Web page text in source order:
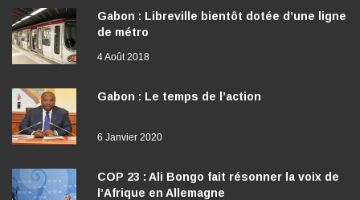
Gabon : Libreville bientôt dotée d’une ligne
de métro
4 Août 2018
Gabon : Le temps de l’action
6 Janvier 2020
COP 23 : Ali Bongo fait résonner la voix de
l’Afrique en Allemagne